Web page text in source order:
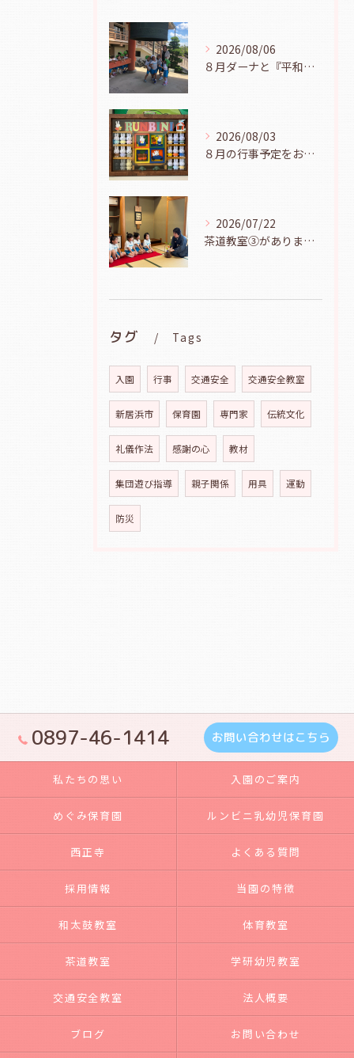
2026/08/06
８月ダーナと『平和の鐘を鳴らそう』（幼児組、８月６日）
2026/08/03
８月の行事予定をお知らせします
2026/07/22
茶道教室③がありました（年長児、７月２１日）
タグ Tags
入園 行事 交通安全 交通安全教室
新居浜市 保育園 専門家 伝統文化
礼儀作法 感謝の心 教材
集団遊び指導 親子関係 用具 運動
防災
0897-46-1414 お問い合わせはこちら
私たちの思い 入園のご案内
めぐみ保育園 ルンビニ乳幼児保育園
西正寺 よくある質問
採用情報 当園の特徴
和太鼓教室 体育教室
茶道教室 学研幼児教室
交通安全教室 法人概要
ブログ お問い合わせ